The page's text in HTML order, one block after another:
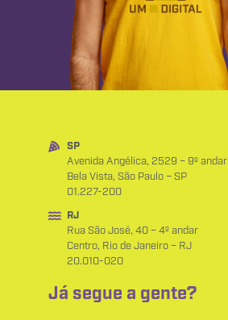
SP
Avenida Angélica, 2529 – 9º andar
Bela Vista, São Paulo – SP
01.227-200
RJ
Rua São José, 40 – 4º andar
Centro, Rio de Janeiro – RJ
20.010-020
Já segue a gente?